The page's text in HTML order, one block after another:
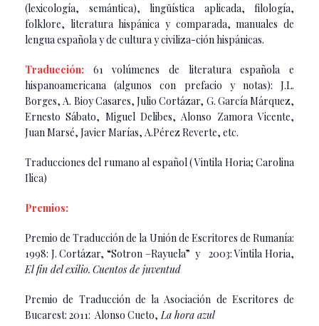
(lexicología, semántica), lingüística aplicada, filología,
folklore, literatura hispánica y comparada, manuales de
lengua española y de cultura y civiliza-ción hispánicas.
Traducción: 61 volúmenes de literatura española e
hispanoamericana (algunos con prefacio y notas): J.L.
Borges, A. Bioy Casares, Julio Cortázar, G. García Márquez,
Ernesto Sábato, Miguel Delibes, Alonso Zamora Vicente,
Juan Marsé, Javier Marías, A.Pérez Reverte, etc.
Traducciones del rumano al español ( Vintila Horia; Carolina
Ilica)
Premios:
Premio de Traducción de la Unión de Escritores de Rumanía:
1998: J. Cortázar, “Sotron –Rayuela” y 2003: Vintila Horia,
El fin del exilio. Cuentos de juventud
Premio de Traducción de la Asociación de Escritores de
Bucarest: 2011: Alonso Cueto, La hora azul